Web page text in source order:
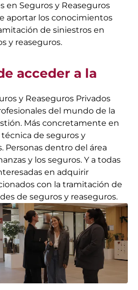
en Seguros y Reaseguros
aportar los conocimientos
de siniestros en
y reaseguros.
acceder a la
y Reaseguros Privados
del mundo de la
Más concretamente en
de seguros y
Personas dentro del área
y los seguros. Y a todas
en adquirir
con la tramitación de
de seguros y reaseguros.